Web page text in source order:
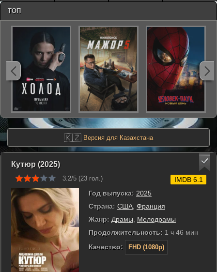
🇰🇿 Версия для Казахстана
Кутюр (2025)
3.2/5 (23 гол.)
Год выпуска: 2025
Страна: США Франция
Жанр: Драмы
Мелодрамы
Продолжительность: 1 ч 46 мин
Качество:
FHD (1080p)
IMDB 6.1
ТОП